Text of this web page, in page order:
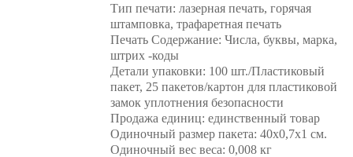
Тип печати: лазерная печать, горячая
штамповка, трафаретная печать
Печать Содержание: Числа, буквы, марка,
штрих -коды
Детали упаковки: 100 шт./Пластиковый
пакет, 25 пакетов/картон для пластиковой
замок уплотнения безопасности
Продажа единиц: единственный товар
Одиночный размер пакета: 40x0,7x1 см.
Одиночный вес веса: 0,008 кг